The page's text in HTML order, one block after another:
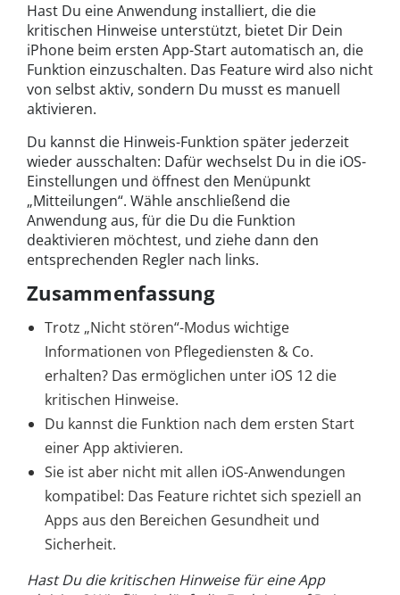
Hast Du eine Anwendung installiert, die die
kritischen Hinweise unterstützt, bietet Dir Dein
iPhone beim ersten App-Start automatisch an, die
Funktion einzuschalten. Das Feature wird also nicht
von selbst aktiv, sondern Du musst es manuell
aktivieren.
Du kannst die Hinweis-Funktion später jederzeit
wieder ausschalten: Dafür wechselst Du in die iOS-
Einstellungen und öffnest den Menüpunkt
„Mitteilungen“. Wähle anschließend die
Anwendung aus, für die Du die Funktion
deaktivieren möchtest, und ziehe dann den
entsprechenden Regler nach links.
Zusammenfassung
Trotz „Nicht stören“-Modus wichtige
Informationen von Pflegediensten & Co.
erhalten? Das ermöglichen unter iOS 12 die
kritischen Hinweise.
Du kannst die Funktion nach dem ersten Start
einer App aktivieren.
Sie ist aber nicht mit allen iOS-Anwendungen
kompatibel: Das Feature richtet sich speziell an
Apps aus den Bereichen Gesundheit und
Sicherheit.
Hast Du die kritischen Hinweise für eine App